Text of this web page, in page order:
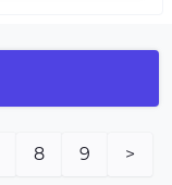
8 9 >